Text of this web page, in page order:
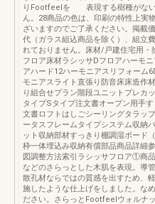
りFootfeelを 表現する樹種がない
ん。28商品の色は、印刷の特性上実
ざいますのでご了承ください。掲載
代（ガラス組込商品を除く）、組立
れておりません。床材/戸建住宅用・
フロア床材ラシッサDフロアハーモ
アハード12ハーモニアスリフォーム
モニアスライト直張り防音床床造作
り組合せプラン階段ユニットプレカ
タイプSタイプ注文書オープン用手
文書ロフトはしごシーリングタラッ
ータスフレームタイプシステム収納
ット収納部材すっきり棚調湿ボード
枠一体埋込み収納有償部品商品詳細
図調整方法索引ラシッサフロア①商
などのさらっとした木肌を表現。導
散孔材ならではの質感を出すため、
施したような仕上げをしました。な
ださい。さらっとFootfeelウォルナ